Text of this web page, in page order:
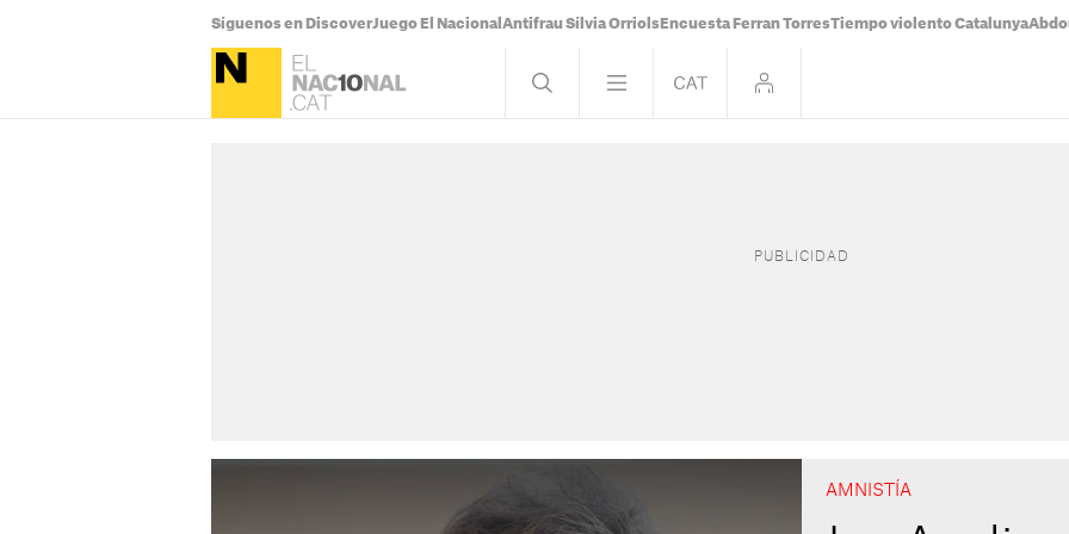
Síguenos en DiscoverJuego El Nacional Antifrau Sílvia Orriols Encuesta Ferran TorresTiempo violento Catalunya
AMNISTÍA